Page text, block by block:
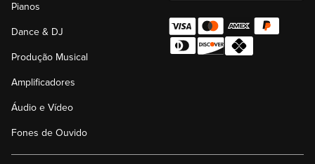
Pianos
Dance & DJ
Produção Musical
Amplificadores
Áudio e Vídeo
Fones de Ouvido